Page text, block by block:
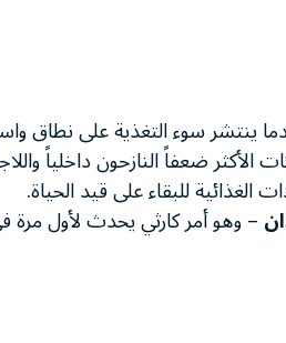
ينتشر سوء التغذية على نطاق
ضعفاً النازحون داخلياً
الغذائية للبقاء على قيد الحياة.
– وهو أمر كارثي يحدث لأول مرة